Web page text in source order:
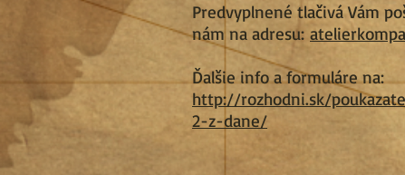
Predvyplnené tlačivá Vám
nám na adresu:
Ďalšie info a formuláre na:
http://rozhodni.sk/
2-z-dane/